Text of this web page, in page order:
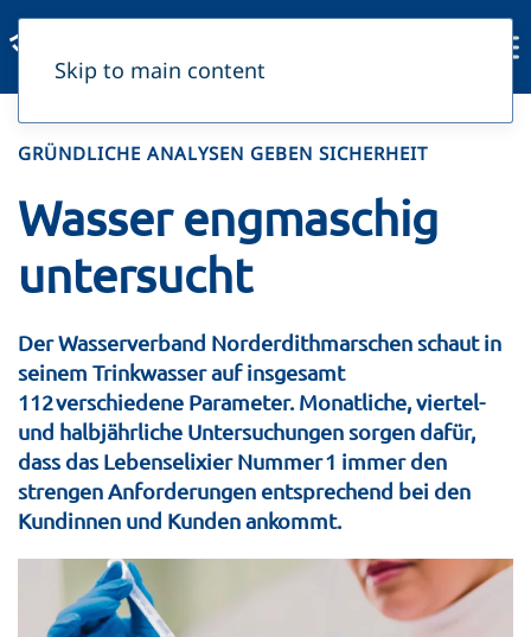
Skip to main content
GRÜNDLICHE ANALYSEN GEBEN SICHERHEIT
Wasser engmaschig
untersucht
Der Wasserverband Norderdithmarschen schaut in
seinem Trinkwasser auf ­insgesamt
112 verschiedene Parameter. Monatliche, viertel-
und halbjährliche Untersuchungen sorgen dafür,
dass das Lebenselixier Nummer 1 immer den
strengen Anforderungen entsprechend bei den
Kundinnen und Kunden ankommt.